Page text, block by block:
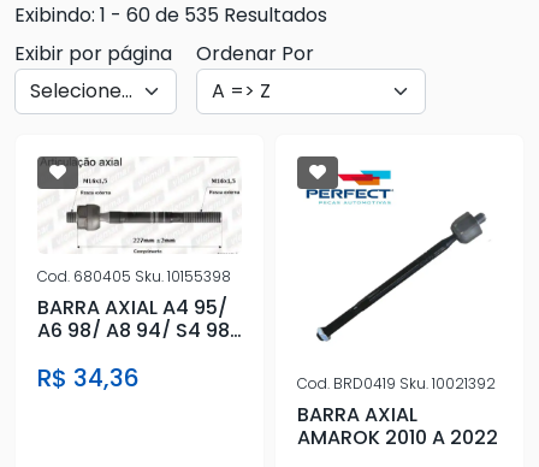
Exibindo: 1 - 60 de 535 Resultados
Exibir por página
Ordenar Por
Cod. 680405 Sku.10155398
BARRA AXIAL A4 95/
A6 98/ A8 94/ S4 98/
R$ 34,36 Cod. BRD0419 Sku.10021392
BARRA AXIAL
AMAROK 2010 A 2022